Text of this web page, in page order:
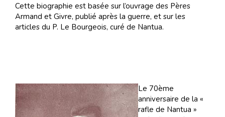
Cette biographie est basée sur l’ouvrage des Pères
Armand et Givre, publié après la guerre, et sur les
articles du P. Le Bourgeois, curé de Nantua.
Le 70ème
anniversaire de la «
rafle de Nantua »